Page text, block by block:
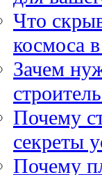
Что
космоса
Зачем
Почему
секреты
Почему